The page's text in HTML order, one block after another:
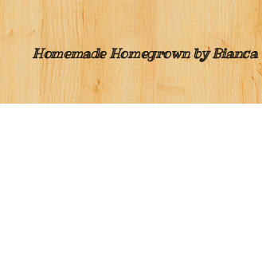
Homemade Homegrown by Bianca